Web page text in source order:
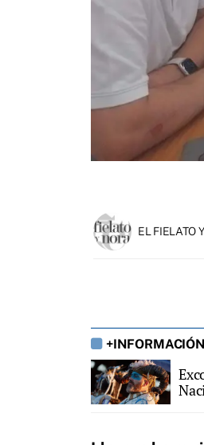
EL FIELATO
+INFORMACIÓN